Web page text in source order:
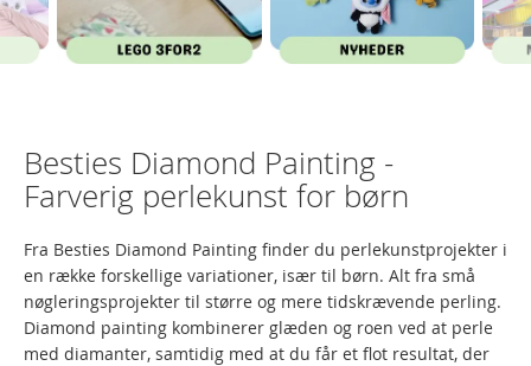
Besties Diamond Painting -
Farverig perlekunst for børn
Fra Besties Diamond Painting finder du perlekunstprojekter i
en række forskellige variationer, især til børn. Alt fra små
nøgleringsprojekter til større og mere tidskrævende perling.
Diamond painting kombinerer glæden og roen ved at perle
med diamanter, samtidig med at du får et flot resultat, der